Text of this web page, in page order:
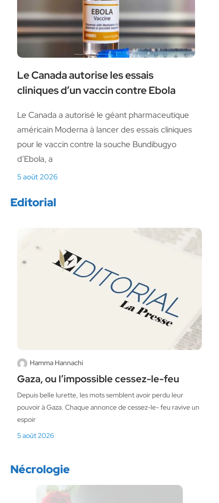
Le Canada autorise les essais
cliniques d’un vaccin contre Ebola
Le Canada a autorisé le géant pharmaceutique
américain Moderna à lancer des essais cliniques
pour le vaccin contre la souche Bundibugyo
d’Ebola, a
5 août 2026
Editorial
Hamma Hannachi
Gaza, ou l’impossible cessez-le-feu
Depuis belle lurette, les mots semblent avoir perdu leur
pouvoir à Gaza. Chaque annonce de cessez-le- feu ravive un
espoir
5 août 2026
Nécrologie